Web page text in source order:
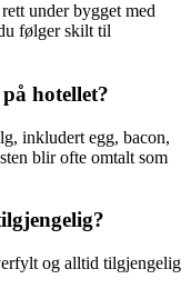
under bygget med
følger skilt til
hotellet?
inkludert egg, bacon,
blir ofte omtalt som
og alltid tilgjengelig